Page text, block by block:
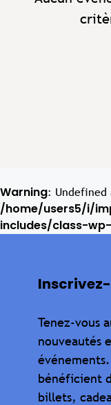
Warning: Undefined
/home/users5/i/
includes/class-
Tenez-vous
nouveautés
bénéficient
billets,